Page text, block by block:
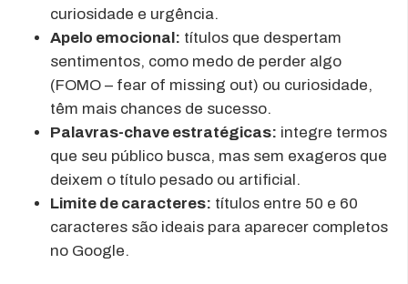
curiosidade e urgência.
Apelo emocional: títulos que despertam
sentimentos, como medo de perder algo
(FOMO – fear of missing out) ou curiosidade,
têm mais chances de sucesso.
Palavras-chave estratégicas: integre termos
que seu público busca, mas sem exageros que
deixem o título pesado ou artificial.
Limite de caracteres: títulos entre 50 e 60
caracteres são ideais para aparecer completos
no Google.